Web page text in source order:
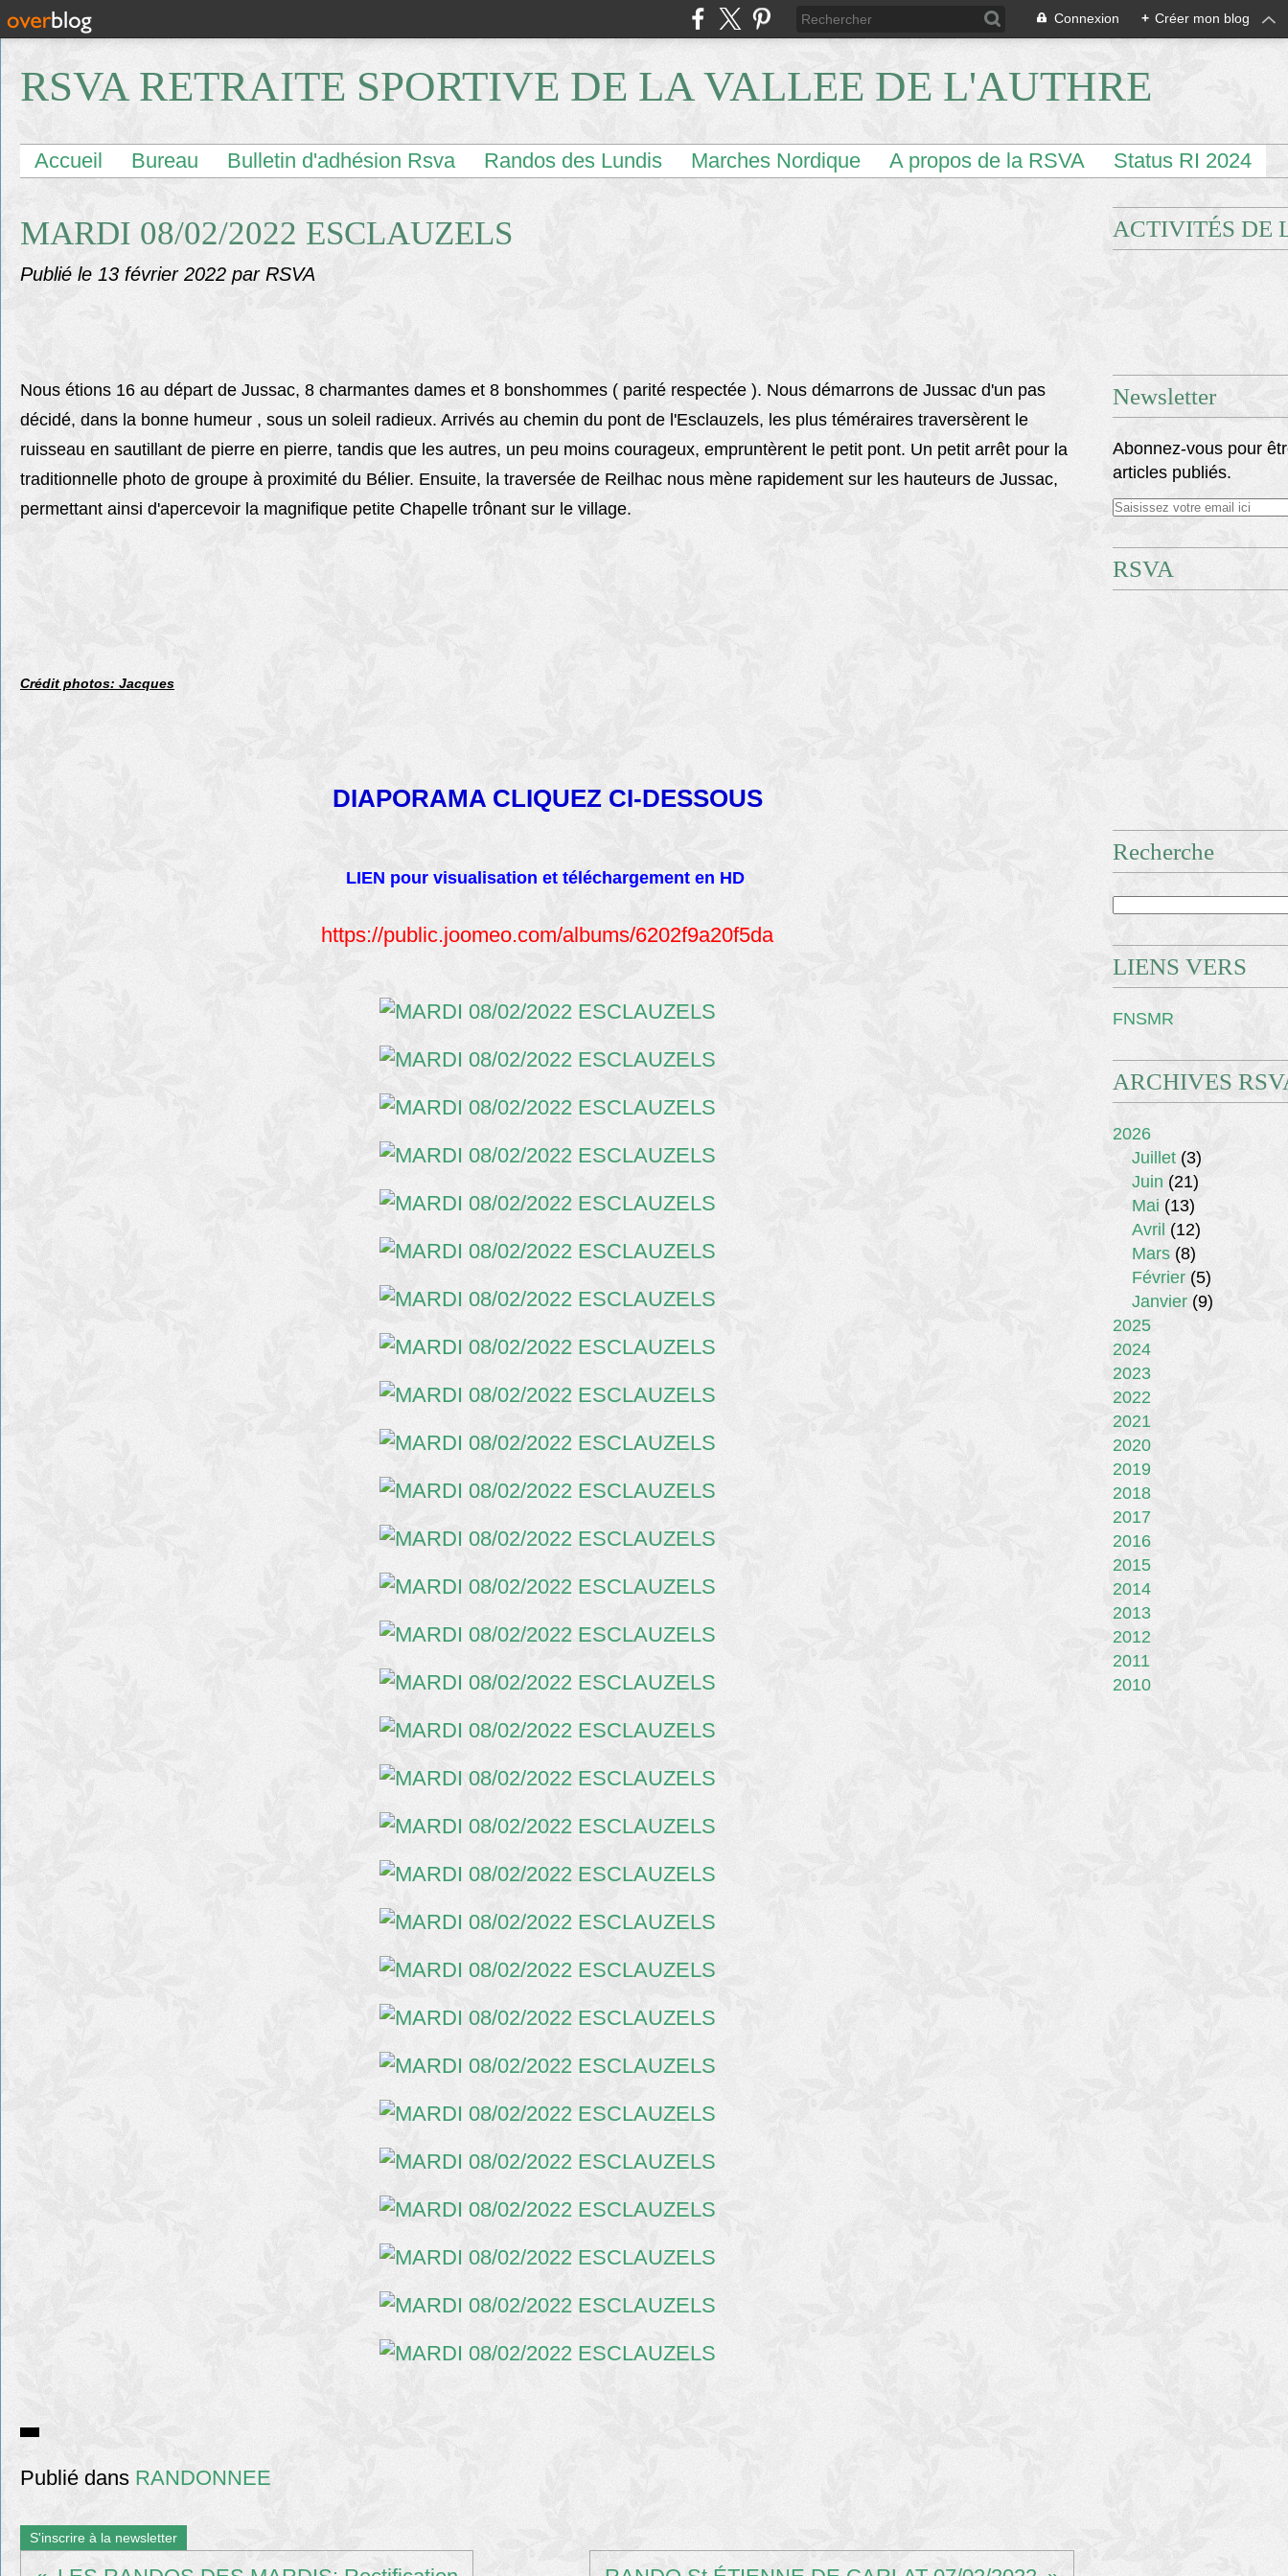
Connexion + Créer mon blog
RSVA RETRAITE SPORTIVE DE LA VALLEE DE L'AUTHRE
Accueil Bureau Bulletin d'adhésion Rsva Randos des Lundis Marches Nordique A propos de la RSVA Status RI 2024
MARDI 08/02/2022 ESCLAUZELS
Publié le 13 février 2022 par RSVA
Nous étions 16 au départ de Jussac, 8 charmantes dames et 8 bonshommes ( parité respectée ). Nous démarrons de Jussac d'un pas
décidé, dans la bonne humeur , sous un soleil radieux. Arrivés au chemin du pont de l'Esclauzels, les plus téméraires traversèrent le
ruisseau en sautillant de pierre en pierre, tandis que les autres, un peu moins courageux, empruntèrent le petit pont. Un petit arrêt pour la
traditionnelle photo de groupe à proximité du Bélier. Ensuite, la traversée de Reilhac nous mène rapidement sur les hauteurs de Jussac,
permettant ainsi d'apercevoir la magnifique petite Chapelle trônant sur le village.
Crédit photos: Jacques
DIAPORAMA CLIQUEZ CI-DESSOUS
LIEN pour visualisation et téléchargement en HD
https://public.joomeo.com/albums/6202f9a20f5da
Publié dans RANDONNEE
S'inscrire à la newsletter
ACTIVITÉS DE
Newsletter
Abonnez-vous pour
articles publiés.
RSVA
Recherche
LIENS VERS
FNSMR
ARCHIVES
2026
Juillet (3)
Juin (21)
Mai (13)
Avril (12)
Mars (8)
Février (5)
Janvier (9)
2025
2024
2023
2022
2021
2020
2019
2018
2017
2016
2015
2014
2013
2012
2011
2010